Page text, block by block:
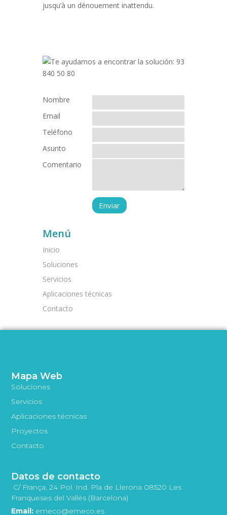
jusqu’à un dénouement inattendu.
Nombre
Email
Teléfono
Asunto
Comentario
Menú
Inicio
Soluciones
Servicios
Aplicaciones técnicas
Contacto
Mapa Web
Soluciones
Servicios
Aplicaciones técnicas
Proyectos
Contacto
Datos de contacto
C/ França, 24 Pol. Ind. Pla de Llerona 08520 Les
Franqueses del Vallès (Barcelona)
Email: emeco@emeco.es